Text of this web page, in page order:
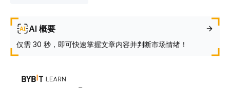
AI 概要
仅需 30 秒，即可快速掌握文章内容并判断市场情绪！